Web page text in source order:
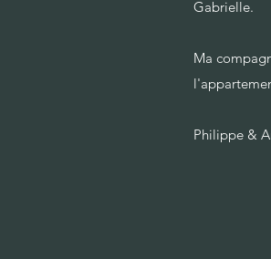
Gabrielle.
Ma
Philippe &